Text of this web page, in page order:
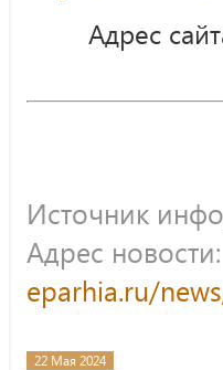
Адрес
Источник
Адрес новости:
eparhia.ru/
22 Мая 2024